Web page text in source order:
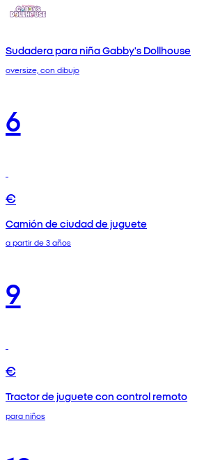
Sudadera para niña Gabby's Dollhouse
oversize, con dibujo
6
€
Camión de ciudad de juguete
a partir de 3 años
9
€
Tractor de juguete con control remoto
para niños